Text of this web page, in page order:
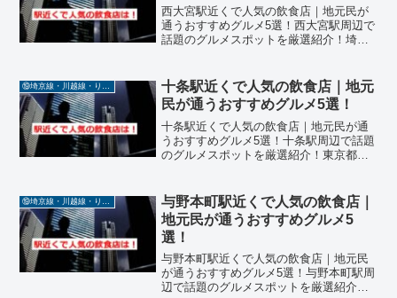
西大宮駅近くで人気の飲食店｜地元民が
通うおすすめグルメ5選！西大宮駅周辺で
話題のグルメスポットを厳選紹介！埼玉
乗り入れるアクセス良好な駅です。周辺
には住宅街や商業施設...
⑲埼京線・川越線・りんかい線・相鉄線直通
十条駅近くで人気の飲食店｜地元
民が通うおすすめグルメ5選！
十条駅近くで人気の飲食店｜地元民が通
うおすすめグルメ5選！十条駅周辺で話題
のグルメスポットを厳選紹介！東京都北
クセス抜群の駅で、駅前には「十条銀座
商店街」をはじめとす...
与野本町駅近くで人気の飲食店｜
地元民が通うおすすめグルメ5
選！
与野本町駅近くで人気の飲食店｜地元民
が通うおすすめグルメ5選！与野本町駅周
辺で話題のグルメスポットを厳選紹介！